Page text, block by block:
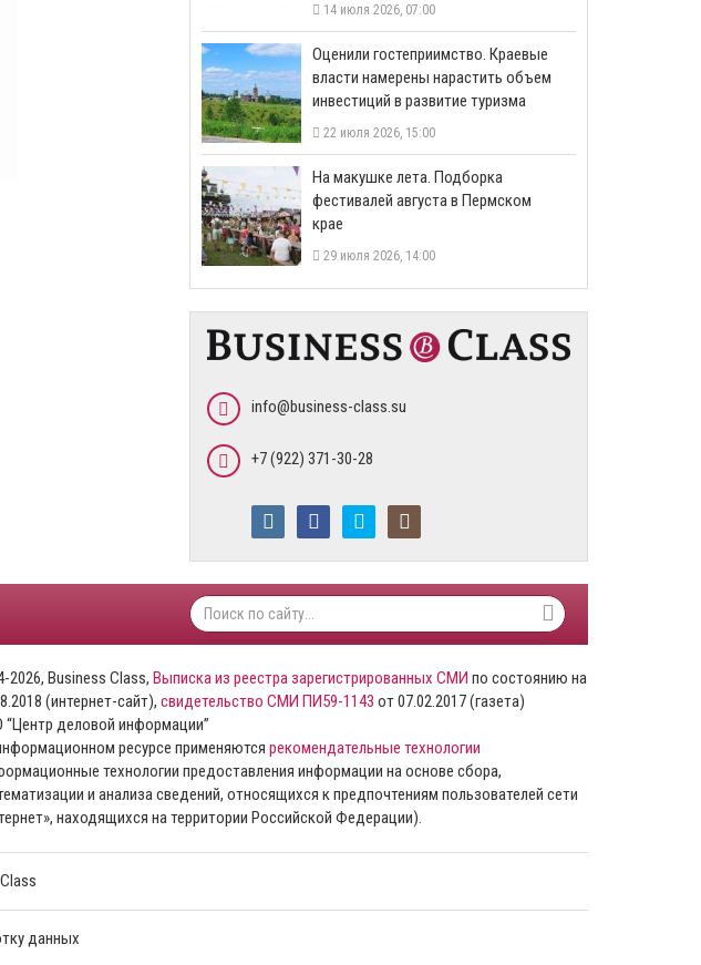
14 июля 2026, 07:00
Оценили гостеприимство. Краевые
власти намерены нарастить объем
инвестиций в развитие туризма
22 июля 2026, 15:00
На макушке лета. Подборка
фестивалей августа в Пермском
крае
29 июля 2026, 14:00
info@business-class.su
+7 (922) 371-30-28
2026, Business Class, Выписка из реестра зарегистрированных СМИ по состоянию на
(интернет-сайт), свидетельство СМИ ПИ59-1143 от 07.02.2017 (газета)
деловой информации”
ресурсе применяются рекомендательные технологии
технологии предоставления информации на основе сбора,
и анализа сведений, относящихся к предпочтениям пользователей сети
находящихся на территории Российской Федерации).
данных